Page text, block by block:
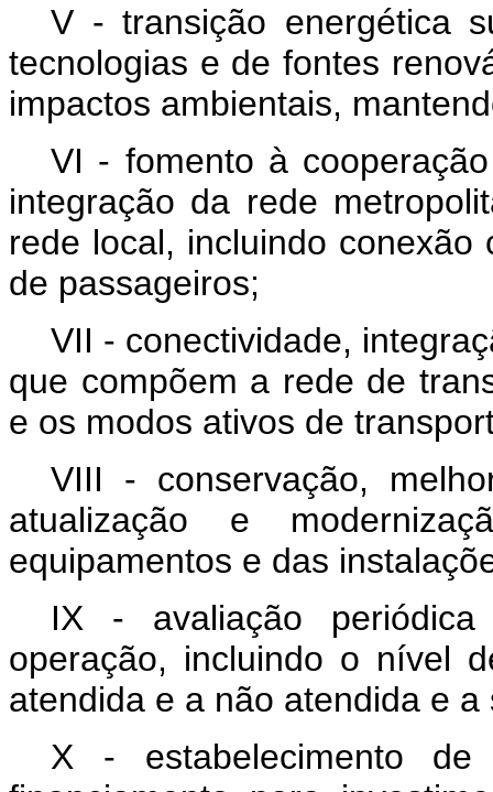
V - transição energética
tecnologias e de fontes
impactos ambientais,
VI - fomento à
integração da rede
rede local, incluindo
de passageiros;
VII - conectividade,
que compõem a rede de
e os modos ativos de
VIII - conservação,
atualização e
equipamentos e das
IX - avaliação
operação, incluindo o nível
atendida e a não atendida e
X - estabelecimento